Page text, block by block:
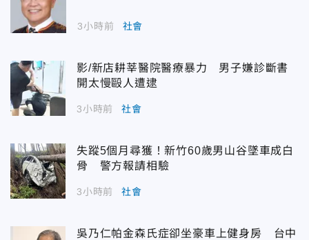
3小時前 社會
影/新店耕莘醫院醫療暴力 男子嫌診斷書
開太慢毆人遭逮
3小時前 社會
失蹤5個月尋獲！新竹60歲男山谷墜車成白
骨 警方報請相驗
3小時前 社會
吳乃仁帕金森氏症卻坐豪車上健身房 台中